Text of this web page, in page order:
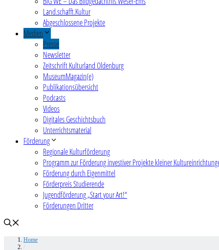
Land.schafft.Kultur
Abgeschlossene Projekte
Medien
Presse
Newsletter
Zeitschrift Kulturland Oldenburg
MuseumMagazin(e)
Publikationsübersicht
Podcasts
Videos
Digitales Geschichtsbuch
Unterrichtsmaterial
Förderung
Regionale Kulturförderung
Programm zur Förderung investiver Projekte kleiner
Förderung durch Eigenmittel
Förderpreis Studierende
Jugendförderung „Start your Art!“
Förderungen Dritter
Home